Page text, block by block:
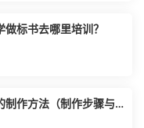
标书去哪里培训？
制作方法（制作步骤与